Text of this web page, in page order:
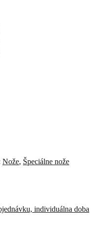
Nože, Špeciálne nože
individuálna doba